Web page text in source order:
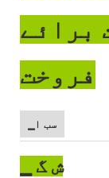
برائے
فروخت
▁سب ا
▁ ش گ